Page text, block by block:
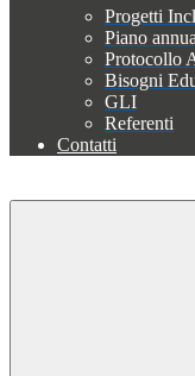
Progetti
Piano
Protocollo
Bisogni
GLI
Referenti
Contatti